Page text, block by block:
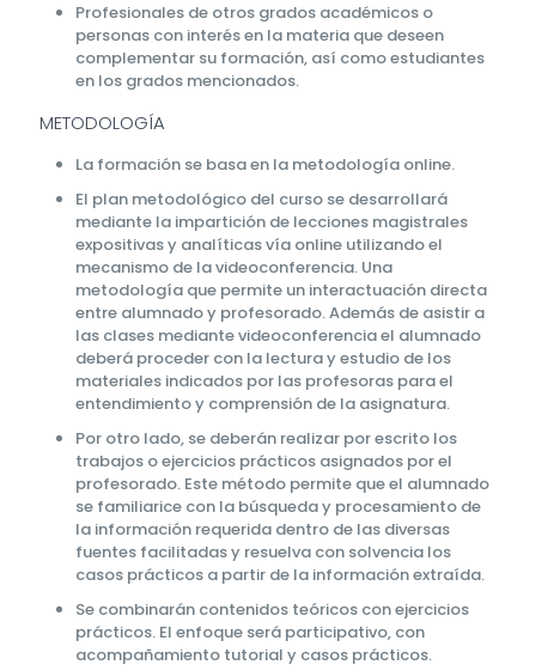
Profesionales de otros grados académicos o
personas con interés en la materia que deseen
complementar su formación, así como estudiantes
en los grados mencionados.
METODOLOGÍA
La formación se basa en la metodología online.
El plan metodológico del curso se desarrollará
mediante la impartición de lecciones magistrales
expositivas y analíticas vía online utilizando el
mecanismo de la videoconferencia. Una
metodología que permite un interactuación directa
entre alumnado y profesorado. Además de asistir a
las clases mediante videoconferencia el alumnado
deberá proceder con la lectura y estudio de los
materiales indicados por las profesoras para el
entendimiento y comprensión de la asignatura.
Por otro lado, se deberán realizar por escrito los
trabajos o ejercicios prácticos asignados por el
profesorado. Este método permite que el alumnado
se familiarice con la búsqueda y procesamiento de
la información requerida dentro de las diversas
fuentes facilitadas y resuelva con solvencia los
casos prácticos a partir de la información extraída.
Se combinarán contenidos teóricos con ejercicios
prácticos. El enfoque será participativo, con
acompañamiento tutorial y casos prácticos.